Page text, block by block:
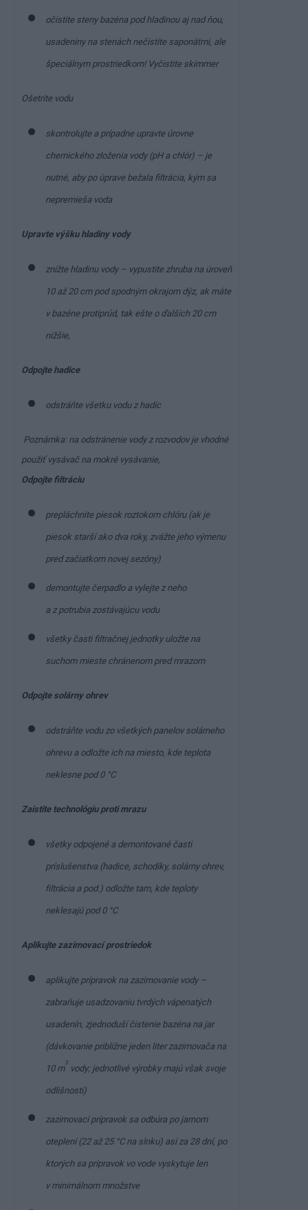
očistite steny bazéna pod hladinou aj nad ňou,
usadeniny na stenách nečistite saponátmi, ale
špeciálnym prostriedkom! Vyčistite skimmer
Ošetrite vodu
skontrolujte a prípadne upravte úrovne
chemického zloženia vody (pH a chlór) – je
nutné, aby po úprave bežala filtrácia, kým sa
nepremieša voda
Upravte výšku hladiny vody
znížte hladinu vody – vypustite zhruba na úroveň
10 až 20 cm pod spodným okrajom dýz, ak máte
v bazéne protiprúd, tak ešte o ďalších 20 cm
nižšie,
Odpojte hadice
odstráňte všetku vodu z hadíc
Poznámka: na odstránenie vody z rozvodov je vhodné
použiť vysávač na mokré vysávanie,
Odpojte filtráciu
prepláchnite piesok roztokom chlóru (ak je
piesok starší ako dva roky, zvážte jeho výmenu
pred začiatkom novej sezóny)
demontujte čerpadlo a vylejte z neho
a z potrubia zostávajúcu vodu
všetky časti filtračnej jednotky uložte na
suchom mieste chránenom pred mrazom
Odpojte solárny ohrev
odstráňte vodu zo všetkých panelov solárneho
ohrevu a odložte ich na miesto, kde teplota
neklesne pod 0 °C
Zaistite technológiu proti mrazu
všetky odpojené a demontované časti
príslušenstva (hadice, schodíky, solárny ohrev,
filtrácia a pod.) odložte tam, kde teploty
neklesajú pod 0 °C
Aplikujte zazimovací prostriedok
aplikujte prípravok na zazimovanie vody –
zabraňuje usadzovaniu tvrdých vápenatých
usadenín, zjednoduší čistenie bazéna na jar
(dávkovanie približne jeden liter zazimovača na
10 m
3
vody; jednotlivé výrobky majú však svoje
odlišnosti)
zazimovací prípravok sa odbúra po jarnom
oteplení (22 až 25 °C na slnku) asi za 28 dní, po
ktorých sa prípravok vo vode vyskytuje len
v minimálnom množstve